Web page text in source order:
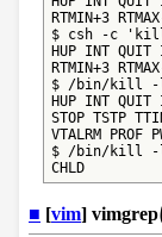
RTMIN+3
$ csh -c
HUP INT QUIT
RTMIN+3
$ /bin/kill
HUP INT QUIT
STOP TSTP
VTALRM PROF
$ /bin/kill -
CHLD
■ [vim]